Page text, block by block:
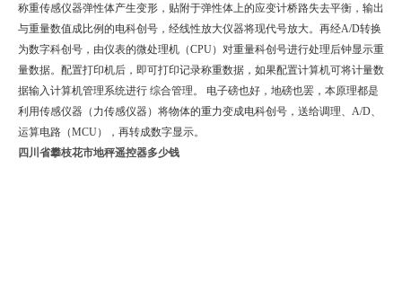
称重传感仪器弹性体产生变形，贴附于弹性体上的应变计桥路失去平衡，输出
与重量数值成比例的电科创号，经线性放大仪器将现代号放大。再经A/D转换
为数字科创号，由仪表的微处理机（CPU）对重量科创号进行处理后钟显示重
量数据。配置打印机后，即可打印记录称重数据，如果配置计算机可将计量数
据输入计算机管理系统进行 综合管理。 电子磅也好，地磅也罢，本原理都是
利用传感仪器（力传感仪器）将物体的重力变成电科创号，送给调理、A/D、
运算电路（MCU），再转成数字显示。
四川省攀枝花市地秤遥控器多少钱